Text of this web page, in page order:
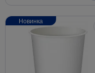
Новинка